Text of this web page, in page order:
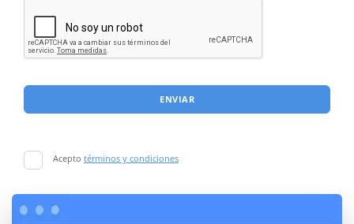
ENVIAR
Acepto términos y condiciones